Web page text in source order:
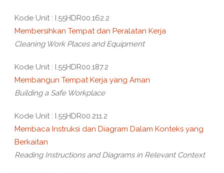
Kode Unit : I.55HDR00.162.2
Membersihkan Tempat dan Peralatan Kerja
Cleaning Work Places and Equipment
Kode Unit : I.55HDR00.187.2
Membangun Tempat Kerja yang Aman
Building a Safe Workplace
Kode Unit : I.55HDR00.211.2
Membaca Instruksi dan Diagram Dalam Konteks yang
Berkaitan
Reading Instructions and Diagrams in Relevant Context